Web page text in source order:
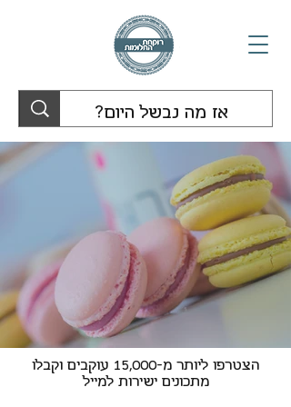
הצטרפו ליותר מ-15,000 עוקבים וקבלו
מתכונים ישירות למייל